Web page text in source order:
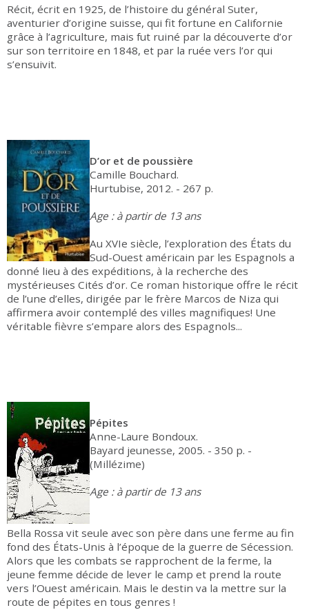
Récit, écrit en 1925, de l’histoire du général Suter,
aventurier d’origine suisse, qui fit fortune en Californie
grâce à l’agriculture, mais fut ruiné par la découverte d’or
sur son territoire en 1848, et par la ruée vers l’or qui
s’ensuivit.
D’or et de poussière
Camille Bouchard.
Hurtubise, 2012. - 267 p.
Age : à partir de 13 ans
Au XVIe siècle, l’exploration des États du
Sud-Ouest américain par les Espagnols a
donné lieu à des expéditions, à la recherche des
mystérieuses Cités d’or. Ce roman historique offre le récit
de l’une d’elles, dirigée par le frère Marcos de Niza qui
affirmera avoir contemplé des villes magnifiques! Une
véritable fièvre s’empare alors des Espagnols...
Pépites
Anne-Laure Bondoux.
Bayard jeunesse, 2005. - 350 p. -
(Millézime)
Age : à partir de 13 ans
Bella Rossa vit seule avec son père dans une ferme au fin
fond des États-Unis à l’époque de la guerre de Sécession.
Alors que les combats se rapprochent de la ferme, la
jeune femme décide de lever le camp et prend la route
vers l’Ouest américain. Mais le destin va la mettre sur la
route de pépites en tous genres !